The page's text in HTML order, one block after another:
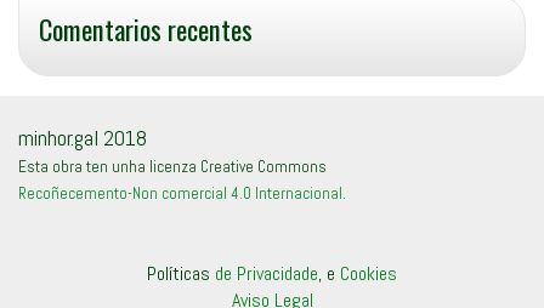
Comentarios recentes
minhor.gal 2018
Esta obra ten unha licenza Creative Commons
Recoñecemento-Non comercial 4.0 Internacional.
Políticas de Privacidade, e Cookies
Aviso Legal